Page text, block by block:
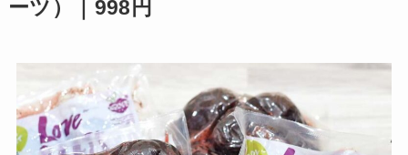
ーツ）｜998円